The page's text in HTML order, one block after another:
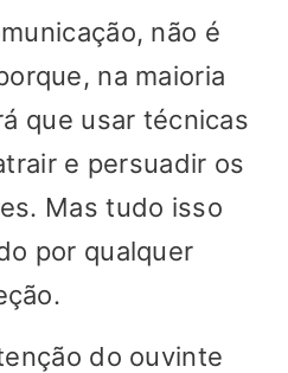
não é
na maioria
que usar técnicas
e persuadir os
Mas tudo isso
por qualquer
do ouvinte